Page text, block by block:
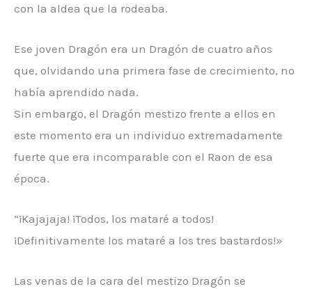
con la aldea que la rodeaba.
Ese joven Dragón era un Dragón de cuatro años
que, olvidando una primera fase de crecimiento, no
había aprendido nada.
Sin embargo, el Dragón mestizo frente a ellos en
este momento era un individuo extremadamente
fuerte que era incomparable con el Raon de esa
época.
“¡Kajajaja! ¡Todos, los mataré a todos!
¡Definitivamente los mataré a los tres bastardos!»
Las venas de la cara del mestizo Dragón se